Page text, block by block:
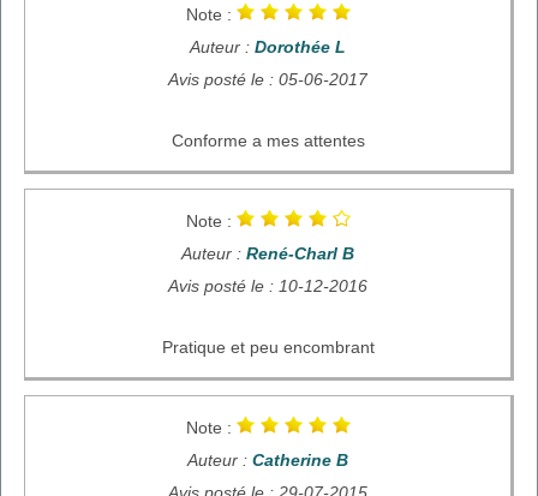
Note :
Auteur : Dorothée L
Avis posté le : 05-06-2017
Conforme a mes attentes
Note :
Auteur : René-Charl B
Avis posté le : 10-12-2016
Pratique et peu encombrant
Note :
Auteur : Catherine B
Avis posté le : 29-07-2015